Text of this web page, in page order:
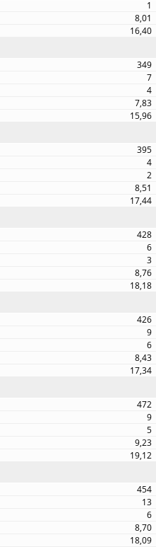
1
8,01
16,40
349
7
4
7,83
15,96
395
4
2
8,51
17,44
428
6
3
8,76
18,18
426
9
6
8,43
17,34
472
9
5
9,23
19,12
454
13
6
8,70
18,09